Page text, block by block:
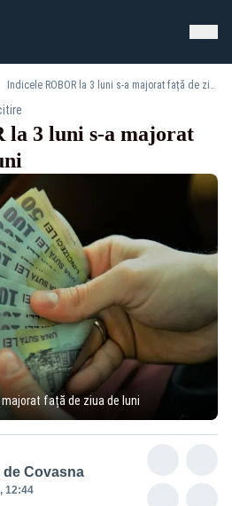
Indicele ROBOR la 3 luni s-a majorat față de ziua de luni
la 3 luni s-a majorat
majorat față de ziua de luni
de Covasna
12:44